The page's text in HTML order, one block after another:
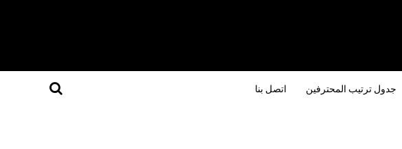
جدول ترتيب المحترفين اتصل بنا